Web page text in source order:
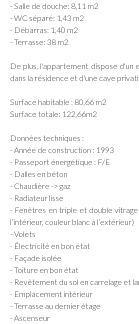
- Salle de douche: 8,11 m2
- WC séparé: 1,43 m2
- Débarras: 1,40 m2
- Terrasse: 38 m2
De plus, l'appartement dispose d'un
dans la résidence et d'une cave
Surface habitable : 80,66 m2
Surface totale: 122,66m2
Données techniques :
- Année de construction : 1993
- Passeport énergétique : F/E
- Dalles en béton
- Chaudière -> gaz
- Radiateur lisse
- Fenêtres en triple et double
l’intérieur, couleur blanc à l’extérieur)
- Volets
- Électricité en bon état
- Façade isolée
- Toiture en bon état
- Revêtement du sol en carrelage et
- Emplacement intérieur
- Terrasse au dernier étage
- Ascenseur